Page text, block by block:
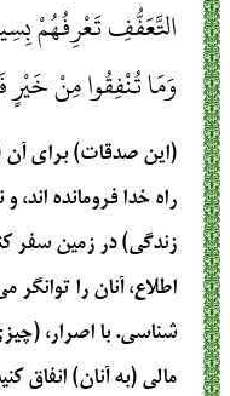
التَّعَفُّفِ تَعْرِفُهُمْ
وَمَا تُنْفِقُوا مِنْ خَيْرٍ
(اين صدقات‏) براى آن
راه خدا فرومانده‏ اند،
زندگى‏) در زمين سفر
اطلاع‏، آنان را توانگر
‏شناسى‏. با اصرار،
مالى (به آنان‏) انفاق